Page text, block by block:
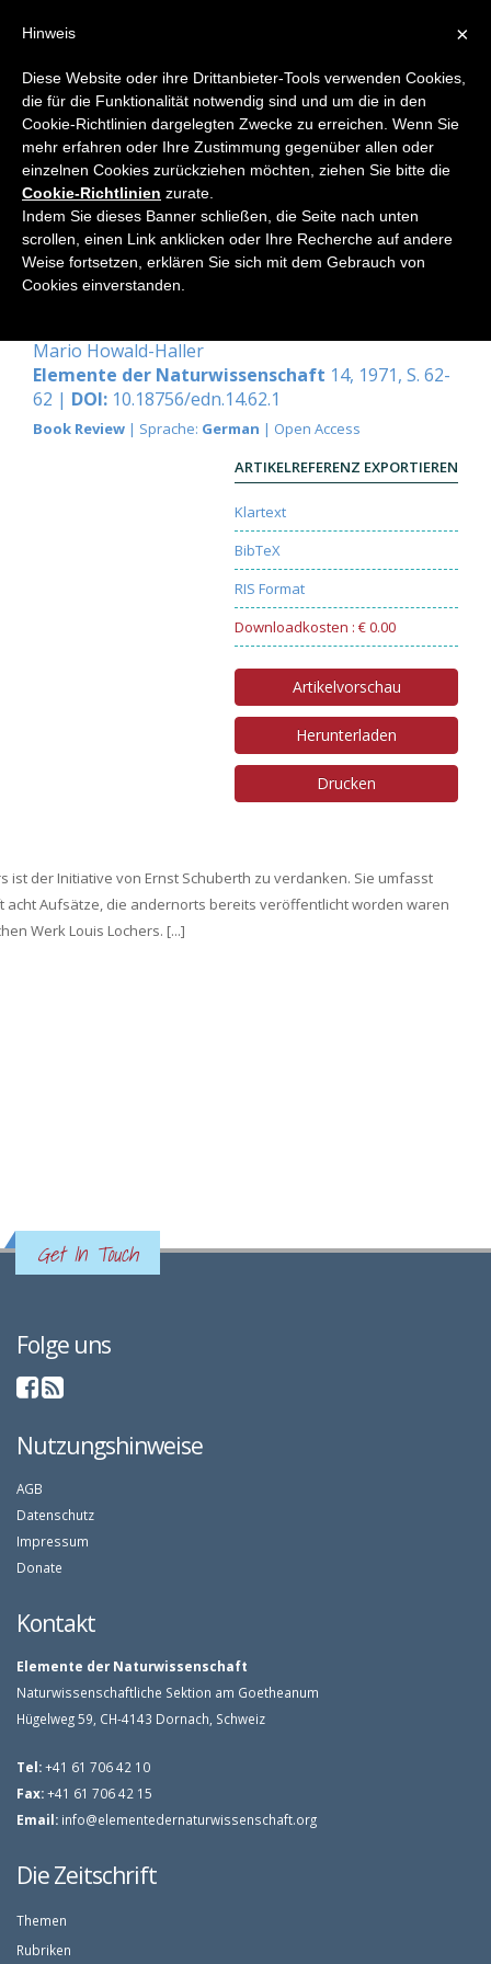
Home
Locher-Ernst, Louis: Geometrische
Metamorphosen.
Dornach, Philosophisch-Anthroposophischer
Verlag am Goetheanum 1970. 112 Seiten, 78
Mario Howald-Haller
Elemente der Naturwissenschaft 14, 1971, S. 62-
62 | DOI: 10.18756/edn.14.62.1
Book Review | Sprache: German | Open Access
ARTIKELREFERENZ EXPORTIEREN
Klartext
BibTeX
RIS Format
Downloadkosten : € 0.00
Artikelvorschau
Herunterladen
Drucken
ist der Initiative von Ernst Schuberth zu verdanken. Sie umfasst
Aufsätze, die andernorts bereits veröffentlicht worden waren
Werk Louis Lochers. [...]
Get In Touch
Folge uns
Nutzungshinweise
AGB
Datenschutz
Impressum
Donate
Kontakt
Elemente der Naturwissenschaft
Naturwissenschaftliche Sektion am Goetheanum
Hügelweg 59, CH-4143 Dornach, Schweiz
Tel:+41 61 706 42 10
Fax:+41 61 706 42 15
Email: info@elementedernaturwissenschaft.org
Die Zeitschrift
Themen
Rubriken
×
Hinweis
Diese Website oder ihre Drittanbieter-Tools verwenden Cookies,
die für die Funktionalität notwendig sind und um die in den
Cookie-Richtlinien dargelegten Zwecke zu erreichen. Wenn Sie
mehr erfahren oder Ihre Zustimmung gegenüber allen oder
einzelnen Cookies zurückziehen möchten, ziehen Sie bitte die
Cookie-Richtlinien zurate.
Indem Sie dieses Banner schließen, die Seite nach unten
scrollen, einen Link anklicken oder Ihre Recherche auf andere
Weise fortsetzen, erklären Sie sich mit dem Gebrauch von
Cookies einverstanden.